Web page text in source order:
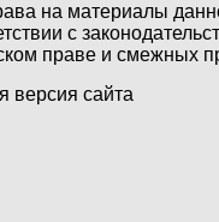
на материалы
с
праве и смежных
версия сайта